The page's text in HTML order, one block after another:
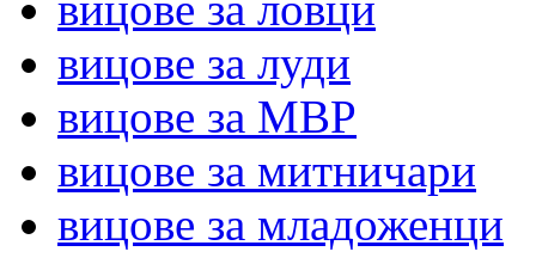
вицове за луди
вицове за МВР
вицове за митничари
вицове за младоженци